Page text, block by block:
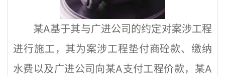
某A基于其与广进公司的约定对案涉工程
进行施工，其为案涉工程垫付商砼款、缴纳
水费以及广进公司向某A支付工程价款，某A